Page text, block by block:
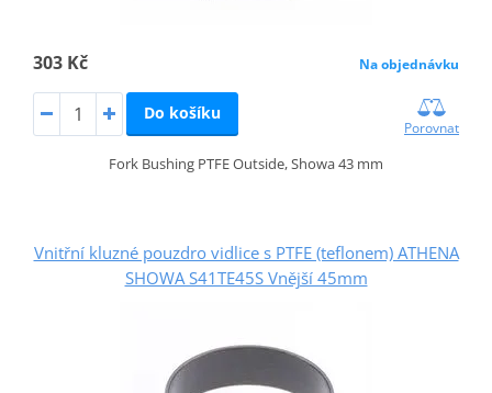
303 Kč Na objednávku
Do košíku
Porovnat
Fork Bushing PTFE Outside, Showa 43 mm
Vnitřní kluzné pouzdro vidlice s PTFE (teflonem) ATHENA
SHOWA S41TE45S Vnější 45mm